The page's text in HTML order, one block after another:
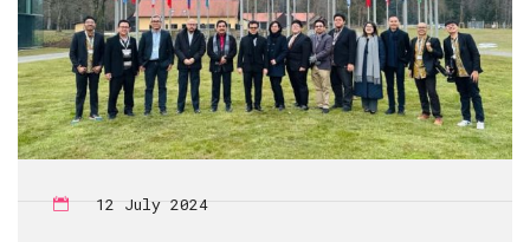
12 July 2024